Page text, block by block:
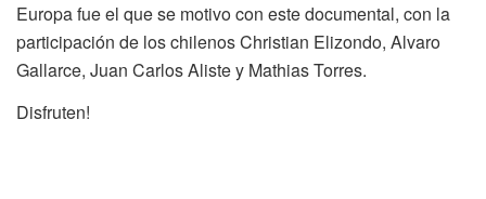
Europa fue el que se motivo con este documental, con la
participación de los chilenos Christian Elizondo, Alvaro
Gallarce, Juan Carlos Aliste y Mathias Torres.
Disfruten!